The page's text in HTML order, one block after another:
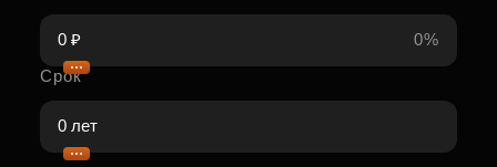
0%
Срок